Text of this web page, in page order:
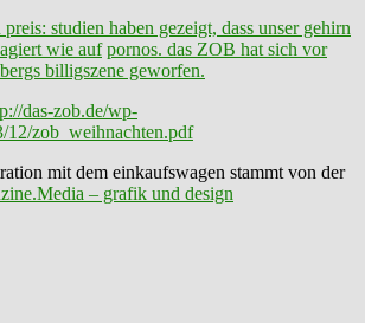
preis: studien haben gezeigt, dass unser gehirn
wie auf pornos. das ZOB hat sich vor
billigszene geworfen.
das-zob.de/wp-
12/zob_weihnachten.pdf
mit dem einkaufswagen stammt von der
– grafik und design